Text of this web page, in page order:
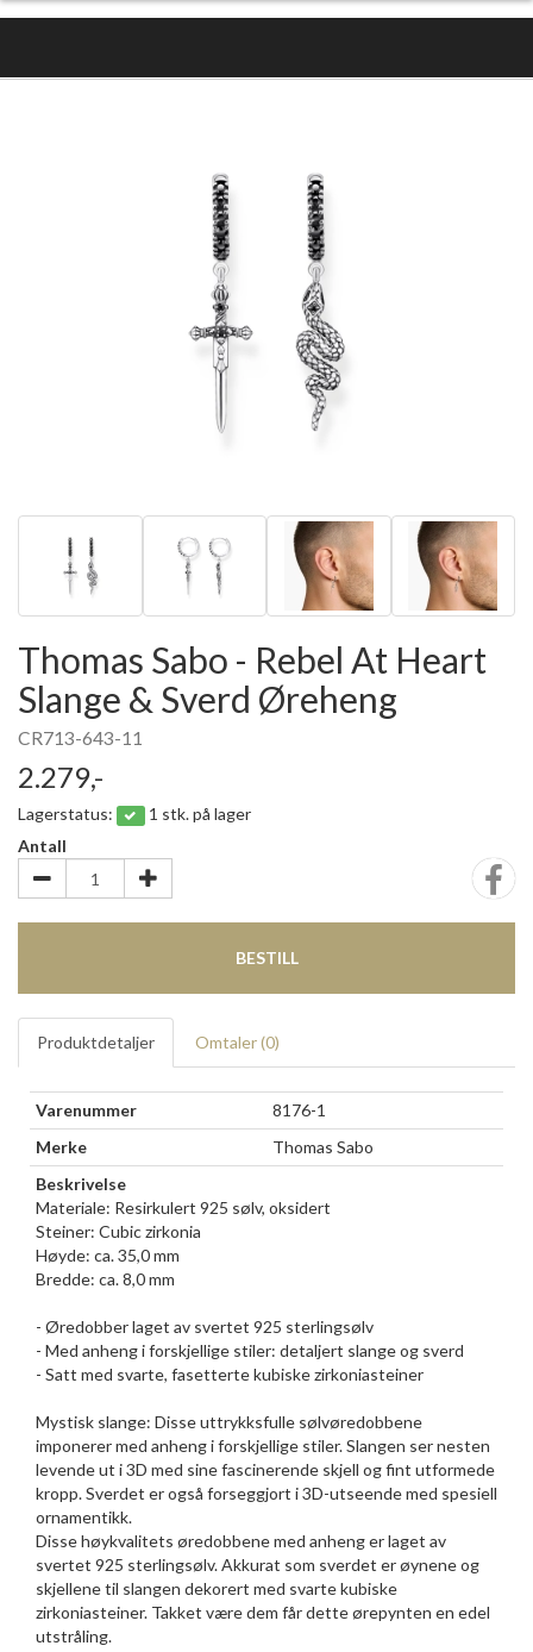
Thomas Sabo - Rebel At Heart
Slange & Sverd Øreheng
CR713-643-11
2.279,-
Lagerstatus:
1 stk. på lager
Antall
BESTILL
Produktdetaljer Omtaler (0)
Varenummer
8176-1
Merke
Thomas Sabo
Beskrivelse
Materiale: Resirkulert 925 sølv, oksidert
Steiner: Cubic zirkonia
Høyde: ca. 35,0 mm
Bredde: ca. 8,0 mm
- Øredobber laget av svertet 925 sterlingsølv
- Med anheng i forskjellige stiler: detaljert slange og sverd
- Satt med svarte, fasetterte kubiske zirkoniasteiner
Mystisk slange: Disse uttrykksfulle sølvøredobbene
imponerer med anheng i forskjellige stiler. Slangen ser nesten
levende ut i 3D med sine fascinerende skjell og fint utformede
kropp. Sverdet er også forseggjort i 3D-utseende med spesiell
ornamentikk.
Disse høykvalitets øredobbene med anheng er laget av
svertet 925 sterlingsølv. Akkurat som sverdet er øynene og
skjellene til slangen dekorert med svarte kubiske
zirkoniasteiner. Takket være dem får dette ørepynten en edel
utstråling.